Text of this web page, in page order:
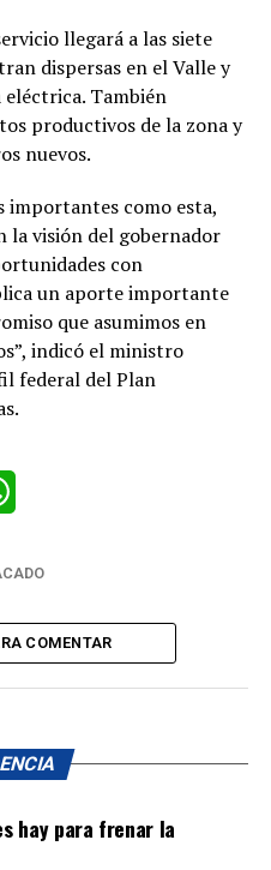
llegará a las siete
dispersas en el Valle y
También
productivos de la zona y
nuevos.
importantes como esta,
la visión del gobernador
con
un aporte importante
que asumimos en
indicó el ministro
federal del Plan
COMENTAR
hay para frenar la